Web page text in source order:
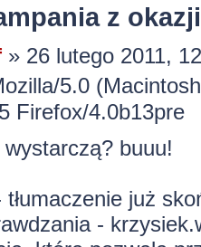
z
» 26 lutego 2011,
5.0
Firefox/4.0b13pre
buuu!
już
-